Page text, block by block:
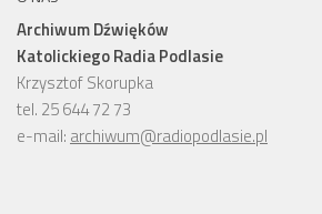
Archiwum Dźwięków
Katolickiego Radia Podlasie
Krzysztof Skorupka
tel. 25 644 72 73
e-mail: archiwum@radiopodlasie.pl